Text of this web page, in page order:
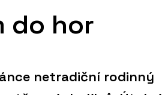
do hor
netradiční rodinný